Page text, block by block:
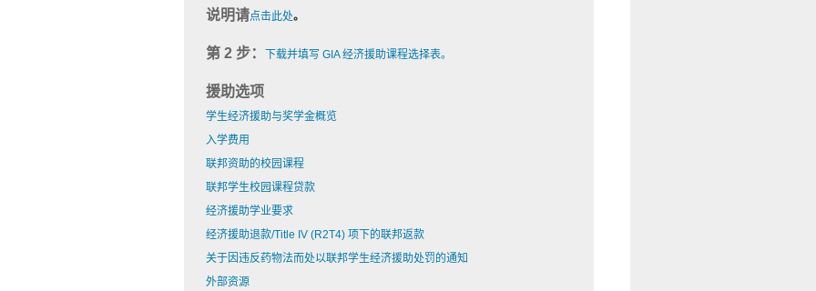
说明请点击此处。
第 2 步： 下载并填写 GIA 经济援助课程选择表。
援助选项
学生经济援助与奖学金概览
入学费用
联邦资助的校园课程
联邦学生校园课程贷款
经济援助学业要求
经济援助退款/Title IV (R2T4) 项下的联邦返款
关于因违反药物法而处以联邦学生经济援助处罚的通知
外部资源